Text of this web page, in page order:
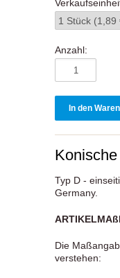
Anzahl:
Typ D -
Germany.
Die
verstehen: